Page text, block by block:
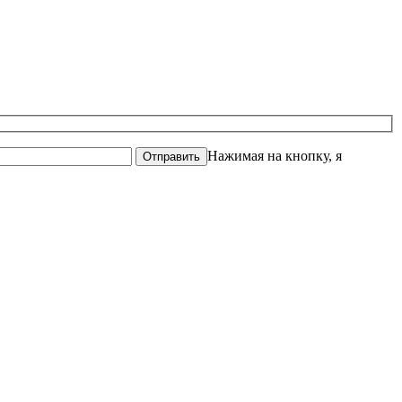
Отправить Нажимая на кнопку, я